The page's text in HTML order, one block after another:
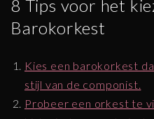
8 Tips voor het
Barokorkest
Kies een barokorkest
stijl van de componist.
Probeer een orkest te